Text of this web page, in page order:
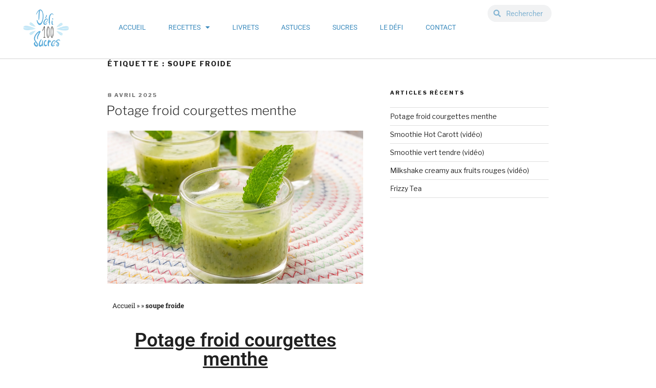
ACCUEIL RECETTES LIVRETS ASTUCES SUCRES LE DÉFI CONTACT
ÉTIQUETTE : SOUPE FROIDE
8 AVRIL 2025
Potage froid courgettes menthe
Accueil » »soupe froide
Potage froid courgettes
menthe
ARTICLES RÉCENTS
Potage froid courgettes menthe
Smoothie Hot Carott (vidéo)
Smoothie vert tendre (vidéo)
Milkshake creamy aux fruits rouges (vidéo)
Frizzy Tea